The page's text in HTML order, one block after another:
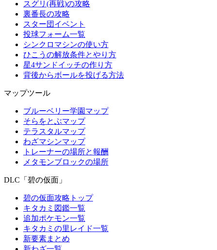
スグリ(再戦)の攻略
裏番長の攻略
スター団イベント
投球フォーム一覧
シンクロマシンの使い方
ひこうの解放条件とやり方
星4サンドイッチの作り方
背後からボールを投げる方法
マップツール
ブルーベリー学園マップ
そらをとぶマップ
テラスタルマップ
わざマシンマップ
トレーナーの場所と報酬
メタモンブロックの場所
DLC「碧の仮面」
碧の仮面攻略トップ
キタカミ図鑑一覧
追加ポケモン一覧
キタカミの里レイド一覧
新要素まとめ